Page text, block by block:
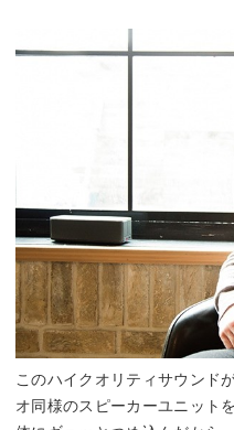
このハイクオリティサウンド
オ同様のスピーカーユニット